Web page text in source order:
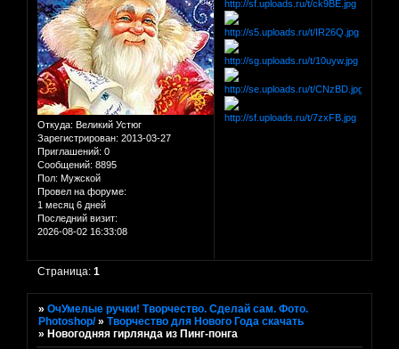
Откуда: Великий Устюг
Зарегистрирован: 2013-03-27
Приглашений: 0
Сообщений: 8895
Пол: Мужской
Провел на форуме:
1 месяц 6 дней
Последний визит:
2026-08-02 16:33:08
Страница:1
»ОчУмелые ручки! Творчество. Сделай сам. Фото.
Photoshop/ »Творчество для Нового Года скачать
»Новогодняя гирлянда из Пинг-понга